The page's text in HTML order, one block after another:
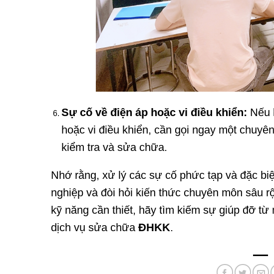
Sự cố về điện áp hoặc vi điều khiển: Nếu
hoặc vi điều khiển, cần gọi ngay một
kiểm tra và sửa chữa.
Nhớ rằng, xử lý các sự cố phức tạp và đặc
nghiệp và đòi hỏi kiến thức chuyên môn sâu
kỹ năng cần thiết, hãy tìm kiếm sự giúp đỡ từ
dịch vụ sửa chữa ĐHKK.